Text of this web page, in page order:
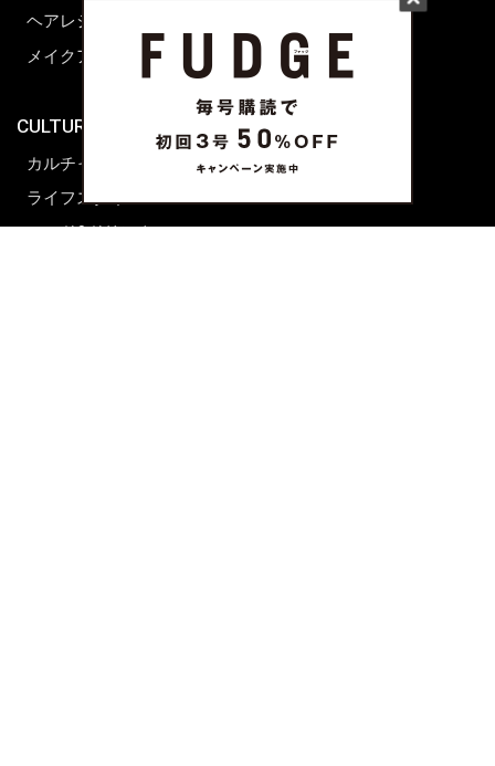
ヘアレシピ ストーリーズ
メイクアップティップス
CULTURE & LIFE
カルチャー
ライフスタイル
フード&ドリンク
ライフスタイル